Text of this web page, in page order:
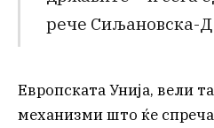
рече Сиљановска-
Европската Унија, вели
механизми што ќе